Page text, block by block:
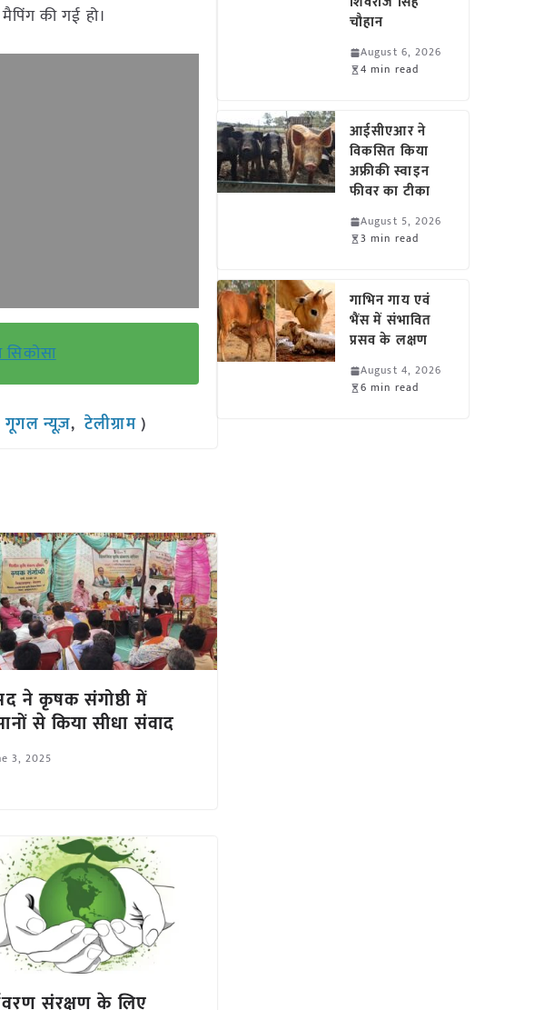
की गई हो।
गूगल न्यूज़,टेलीग्राम)
ने कृषक संगोष्ठी में
से किया सीधा संवाद
3, 2025
चौहान
August 6, 2026
4 min read
आईसीएआर ने
विकसित किया
अफ्रीकी स्वाइन
फीवर का टीका
August 5, 2026
3 min read
गाभिन गाय एवं
भैंस में संभावित
प्रसव के लक्षण
August 4, 2026
6 min read